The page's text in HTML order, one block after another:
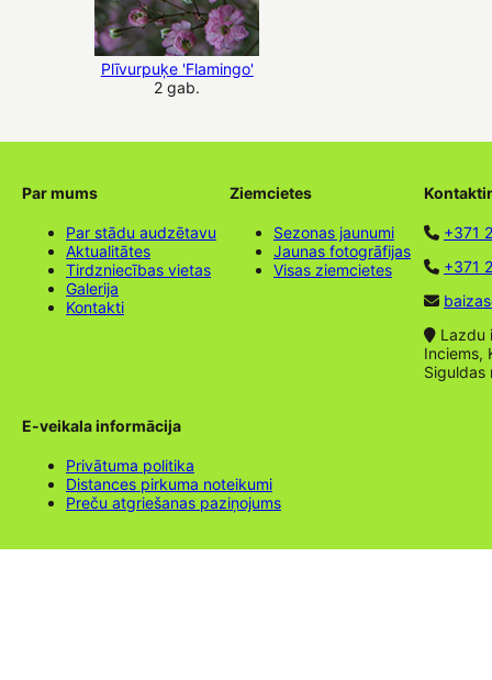
Plīvurpuķe 'Flamingo'
2 gab.
Par mums
Par stādu audzētavu
Aktualitātes
Tirdzniecības vietas
Galerija
Kontakti
Ziemcietes
Sezonas jaunumi
Jaunas fotogrāfijas
Visas ziemcietes
+371
+371
Lazdu
Inciems,
Siguldas
E-veikala informācija
Privātuma politika
Distances pirkuma noteikumi
Preču atgriešanas paziņojums